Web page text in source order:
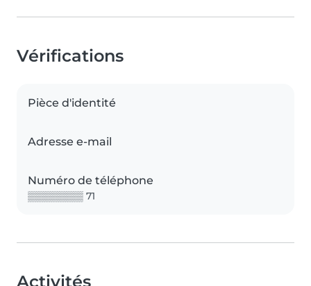
Vérifications
Pièce d'identité
Adresse e-mail
Numéro de téléphone
▒▒▒▒▒▒▒▒ 71
Activités